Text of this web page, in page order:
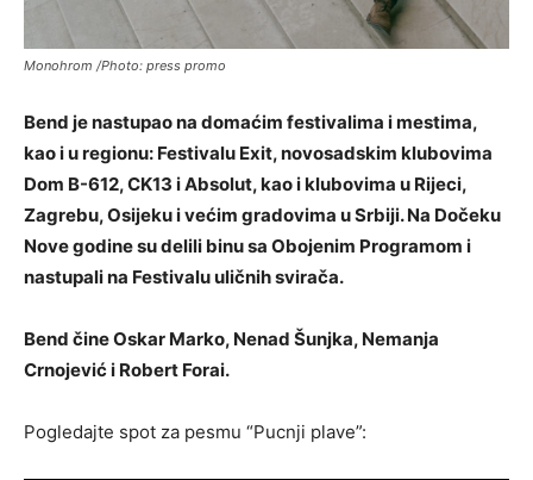
Monohrom /Photo: press promo
Bend je nastupao na domaćim festivalima i mestima,
kao i u regionu: Festivalu Exit, novosadskim klubovima
Dom B-612, CK13 i Absolut, kao i klubovima u Rijeci,
Zagrebu, Osijeku i većim gradovima u Srbiji. Na Dočeku
Nove godine su delili binu sa Obojenim Programom i
nastupali na Festivalu uličnih svirača.
Bend čine Oskar Marko, Nenad Šunjka, Nemanja
Crnojević i Robert Forai.
Pogledajte spot za pesmu “Pucnji plave”: